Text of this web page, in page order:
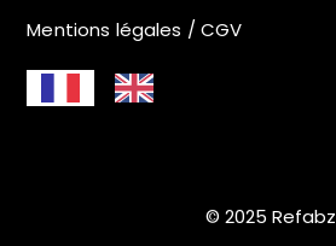
Mentions légales / CGV
© 2025 Refabz